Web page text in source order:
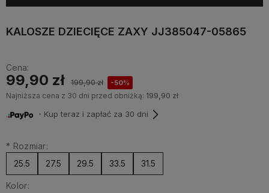
KALOSZE DZIECIĘCE ZAXY JJ385047-05865
Cena:
99,90 zł 199,90 zł -50%
Najniższa cena z 30 dni przed obniżką: 199,90 zł
・Kup teraz i zapłać za 30 dni
* Rozmiar:
25.5
27.5 29.5 33.5 31.5
Kolor: